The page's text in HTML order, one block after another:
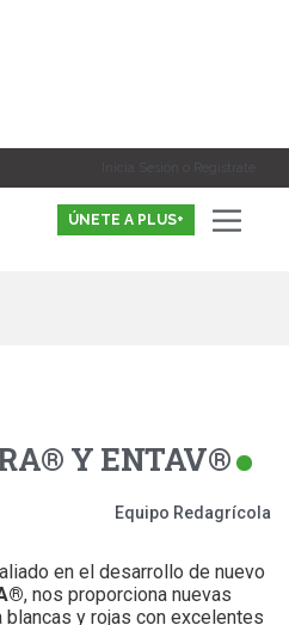
Inicia Sesión o Registrate
ÚNETE A PLUS+
Y ENTAV®
Equipo Redagrícola
en el desarrollo de nuevo
, nos proporciona nuevas
y rojas con excelentes